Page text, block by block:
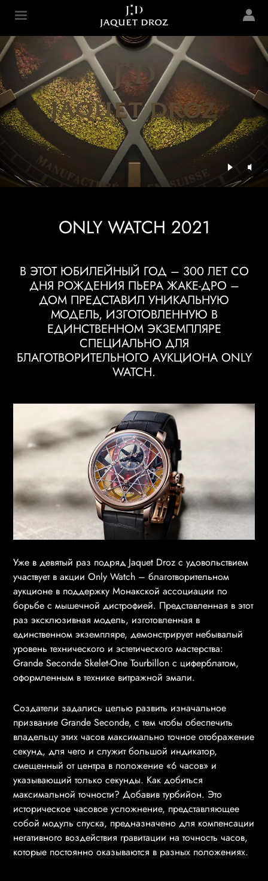
content
Jaquet Droz
ONLY WATCH 2021
В ЭТОТ ЮБИЛЕЙНЫЙ ГОД – 300 ЛЕТ СО
ДНЯ РОЖДЕНИЯ ПЬЕРА ЖАКЕ-ДРО –
ДОМ ПРЕДСТАВИЛ УНИКАЛЬНУЮ
МОДЕЛЬ, ИЗГОТОВЛЕННУЮ В
ЕДИНСТВЕННОМ ЭКЗЕМПЛЯРЕ
СПЕЦИАЛЬНО ДЛЯ
БЛАГОТВОРИТЕЛЬНОГО АУКЦИОНА ONLY
WATCH.
Уже в девятый раз подряд Jaquet Droz с удовольствием
участвует в акции Only Watch – благотворительном
аукционе в поддержку Монакской ассоциации по
борьбе с мышечной дистрофией. Представленная в этот
раз эксклюзивная модель, изготовленная в
единственном экземпляре, демонстрирует небывалый
уровень технического и эстетического мастерства:
Grande Seconde Skelet-One Tourbillon с циферблатом,
оформленным в технике витражной эмали.
Создатели задались целью развить изначальное
призвание Grande Seconde, с тем чтобы обеспечить
владельцу этих часов максимально точное отображение
секунд, для чего и служит большой индикатор,
смещенный от центра в положение «6 часов» и
указывающий только секунды. Как добиться
максимальной точности? Добавив турбийон. Это
историческое часовое усложнение, представляющее
собой модуль спуска, предназначено для компенсации
негативного воздействия гравитации на точность часов,
которые постоянно оказываются в разных положениях.